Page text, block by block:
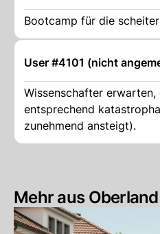
Bootcamp für die
User #4101 (nicht
Wissenschafter
entsprechend
zunehmend ansteigt).
Mehr aus Oberland